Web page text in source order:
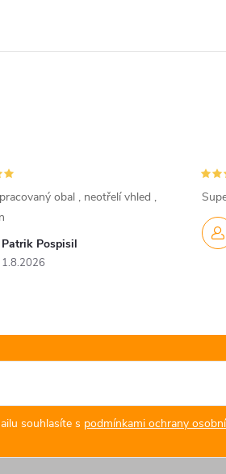
Patrik Pospisil
1.8.2026
obal , neotřelí vhled ,
souhlasíte s podmínkami ochrany